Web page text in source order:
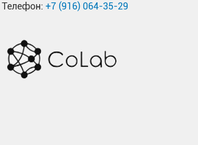
Телефон: +7 (916) 064-35-29